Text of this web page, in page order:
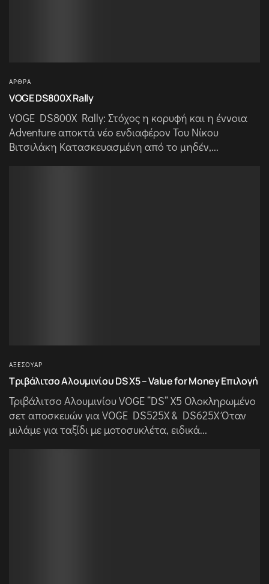
ΆΡΘΡΑ
VOGE DS800X Rally
VOGE DS800X Rally: Στόχος η κορυφή και η έννοια
Adventure αποκτά νέο ενδιαφέρον Του Νίκου
Βιτσιλάκη Κατασκευασμένη από το μηδέν,...
ΑΞΕΣΟΥΆΡ
Τριβάλιτσο Αλουμινίου DS X5 – Value for Money Επιλογή
Τριβάλιτσο Αλουμινίου VOGE “DS” X5 Ολοκληρωμένο
σετ αποσκευών για VOGE DS525X & DS625X Όταν
μιλάμε για ταξίδι με μοτοσυκλέτα, ειδικά...